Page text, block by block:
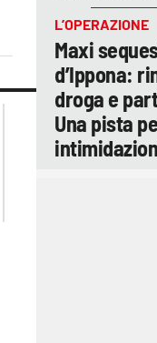
L’OPERAZIONE
Maxi
d’Ippona:
droga e
Una pista
lacplay.it
lactv.it
laconair.it